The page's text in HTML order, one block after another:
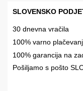
SLOVENSKO
30 dnevna vračila
100% varno
100% garancija na
Pošiljamo s pošto